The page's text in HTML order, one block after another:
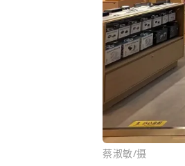
蔡淑敏/摄